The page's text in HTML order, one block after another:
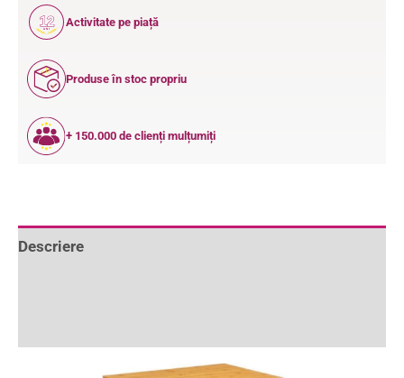
12
ANI
Activitate pe piață
Produse în stoc propriu
+ 150.000 de clienți mulțumiți
Descriere